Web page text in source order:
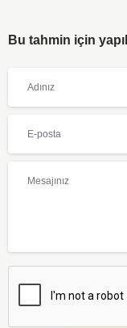
Bu tahmin için